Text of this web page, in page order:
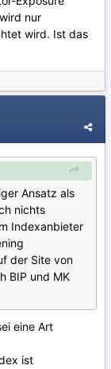
nur
wird. Ist das
Ansatz als
nichts
Indexanbieter
der Site von
BIP und MK
eine Art
ist